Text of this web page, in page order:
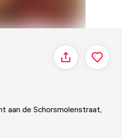
Delen
aan de Schorsmolenstraat,